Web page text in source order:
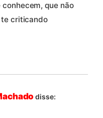
que não
te criticando
disse: